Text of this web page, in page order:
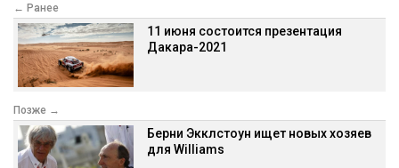
← Ранее
11 июня состоится презентация
Дакара-2021
Позже →
Берни Экклстоун ищет новых хозяев
для Williams